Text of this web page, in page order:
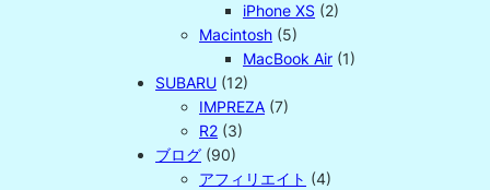
iPhone XS (2)
Macintosh (5)
MacBook Air (1)
SUBARU (12)
IMPREZA (7)
R2 (3)
ブログ (90)
アフィリエイト (4)